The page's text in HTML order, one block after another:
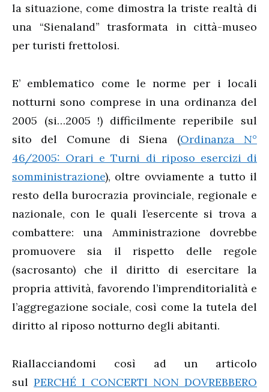
la situazione, come dimostra la triste realtà di
una “Sienaland” trasformata in città-museo
per turisti frettolosi.
E’ emblematico come le norme per i locali
notturni sono comprese in una ordinanza del
2005 (si…2005 !) difficilmente reperibile sul
sito del Comune di Siena (Ordinanza N°
46/2005: Orari e Turni di riposo esercizi di
somministrazione), oltre ovviamente a tutto il
resto della burocrazia provinciale, regionale e
nazionale, con le quali l’esercente si trova a
combattere: una Amministrazione dovrebbe
promuovere sia il rispetto delle regole
(sacrosanto) che il diritto di esercitare la
propria attività, favorendo l’imprenditorialità e
l’aggregazione sociale, così come la tutela del
diritto al riposo notturno degli abitanti.
Riallacciandomi così ad un articolo
sul PERCHÉ I CONCERTI NON DOVREBBERO